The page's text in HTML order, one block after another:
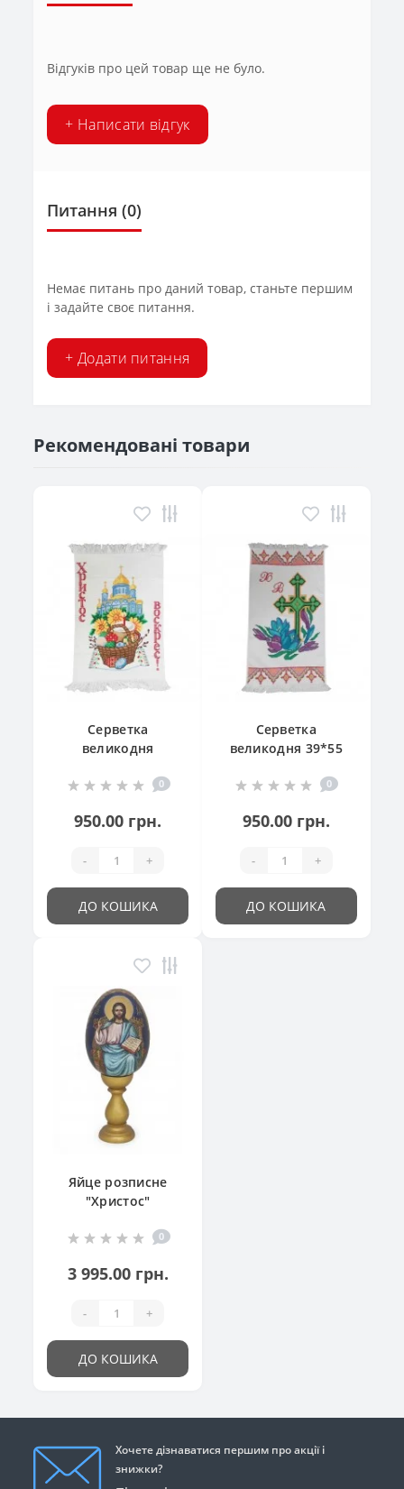
Відгуків про цей товар ще не було.
+ Написати відгук
Питання (0)
Немає питань про даний товар, станьте першим
і задайте своє питання.
+ Додати питання
Рекомендовані товари
Серветка
великодня
кошик"
0
950.00 грн.
- +
ДО КОШИКА
Серветка
великодня 39*55
0
950.00 грн.
- +
ДО КОШИКА
Яйце розписне
"Христос"
0
3 995.00 грн.
- +
ДО КОШИКА
Хочете дізнаватися першим про акції і
знижки?